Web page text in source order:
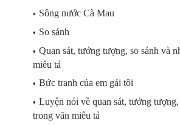
Sông nước Cà Mau
So sánh
Quan sát, tưởng tượng, so sánh và
miêu tả
Bức tranh của em gái tôi
Luyện nói về quan sát, tưởng
trong văn miêu tả